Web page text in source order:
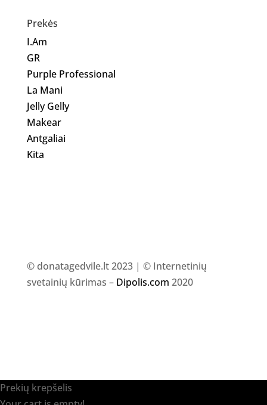
Prekės
I.Am
GR
Purple Professional
La Mani
Jelly Gelly
Makear
Antgaliai
Kita
© donatagedvile.lt 2023 | © Internetinių
svetainių kūrimas – Dipolis.com 2020
Prekių krepšelis